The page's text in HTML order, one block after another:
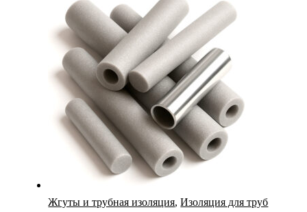
Жгуты и трубная изоляция,Изоляция для труб